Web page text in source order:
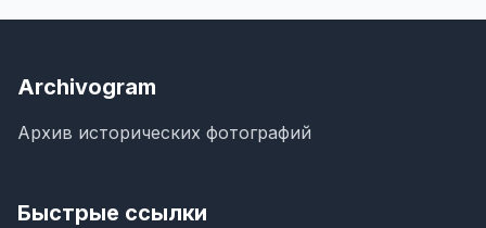
Archivogram
Архив исторических фотографий
Быстрые ссылки